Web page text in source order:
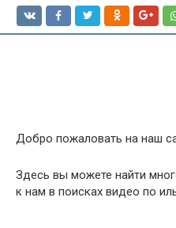
Добро пожаловать на наш
Здесь вы можете найти
к нам в поисках видео по